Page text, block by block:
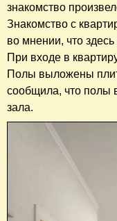
знакомство
Знакомство с
во мнении, что
При входе в
Полы выложены
сообщила, что полы
зала.